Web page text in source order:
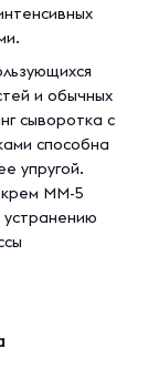
и обычных
сыворотка с
способна
упругой.
крем ММ-5